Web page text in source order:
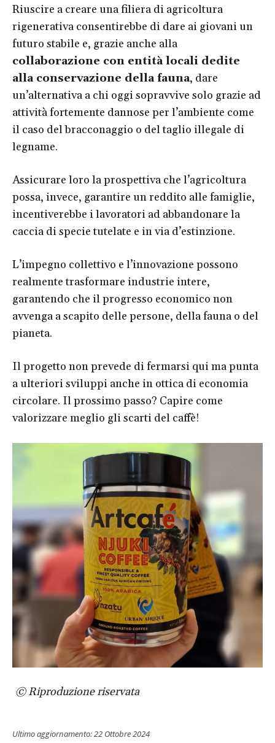
Riuscire a creare una filiera di agricoltura
rigenerativa consentirebbe di dare ai giovani un
futuro stabile e, grazie anche alla
collaborazione con entità locali dedite
alla conservazione della fauna, dare
un’alternativa a chi oggi sopravvive solo grazie ad
attività fortemente dannose per l’ambiente come
il caso del bracconaggio o del taglio illegale di
legname.
Assicurare loro la prospettiva che l’agricoltura
possa, invece, garantire un reddito alle famiglie,
incentiverebbe i lavoratori ad abbandonare la
caccia di specie tutelate e in via d’estinzione.
L’impegno collettivo e l’innovazione possono
realmente trasformare industrie intere,
garantendo che il progresso economico non
avvenga a scapito delle persone, della fauna o del
pianeta.
Il progetto non prevede di fermarsi qui ma punta
a ulteriori sviluppi anche in ottica di economia
circolare. Il prossimo passo? Capire come
valorizzare meglio gli scarti del caffè!
© Riproduzione riservata
Ultimo aggiornamento:22 Ottobre 2024